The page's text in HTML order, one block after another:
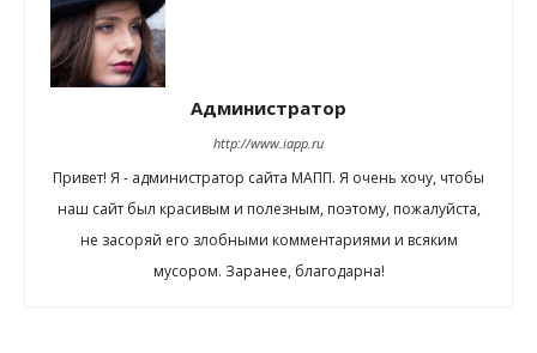
Администратор
http://www.iapp.ru
Привет! Я - администратор сайта МАПП. Я очень хочу, чтобы
наш сайт был красивым и полезным, поэтому, пожалуйста,
не засоряй его злобными комментариями и всяким
мусором. Заранее, благодарна!